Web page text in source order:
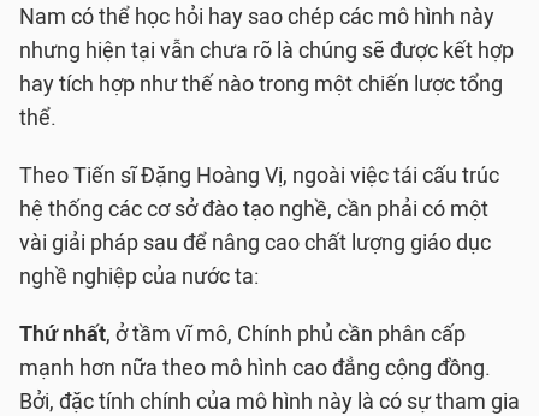
Nam có thể học hỏi hay sao chép các mô hình này
nhưng hiện tại vẫn chưa rõ là chúng sẽ được kết hợp
hay tích hợp như thế nào trong một chiến lược tổng
thể.
Theo Tiến sĩ Đặng Hoàng Vị, ngoài việc tái cấu trúc
hệ thống các cơ sở đào tạo nghề, cần phải có một
vài giải pháp sau để nâng cao chất lượng giáo dục
nghề nghiệp của nước ta:
Thứ nhất, ở tầm vĩ mô, Chính phủ cần phân cấp
mạnh hơn nữa theo mô hình cao đẳng cộng đồng.
Bởi, đặc tính chính của mô hình này là có sự tham gia